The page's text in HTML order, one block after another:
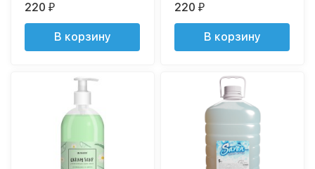
220₽
В корзину
220₽
В корзину